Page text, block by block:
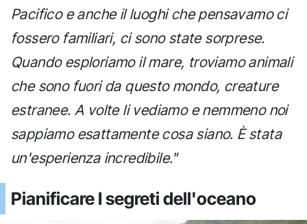
Pacifico e anche il luoghi che pensavamo ci
fossero familiari, ci sono state sorprese.
Quando esploriamo il mare, troviamo animali
che sono fuori da questo mondo, creature
estranee. A volte li vediamo e nemmeno noi
sappiamo esattamente cosa siano. È stata
un'esperienza incredibile."
Pianificare I segreti dell'oceano